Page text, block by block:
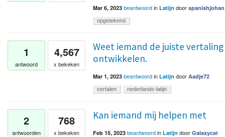
Mar 6, 2023 beantwoordin Latijn door spanishjohan
opgetekend
1
antwoord
4,567
x bekeken
Weet iemand de juiste
ontwikkelen.
Mar 1, 2023 beantwoordin Latijn door Aadje72
vertalen nederlands-latijn
2
antwoorden
768
x bekeken
Kan iemand mij helpen met
Feb 15, 2023 beantwoordin Latijn door Galaxycat